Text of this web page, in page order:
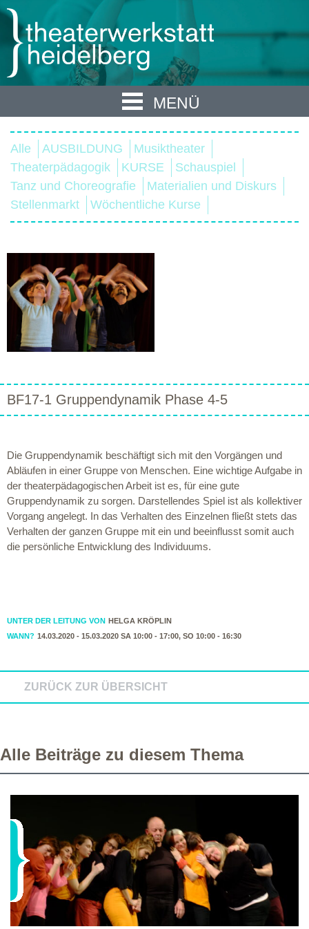
MENÜ
Alle AUSBILDUNG
Musiktheater
Theaterpädagogik
KURSE
Schauspiel
Tanz und Choreografie
Materialien und Diskurs
Stellenmarkt
Wöchentliche Kurse
BF17-1 Gruppendynamik Phase 4-5
Die Gruppendynamik beschäftigt sich mit den Vorgängen und
Abläufen in einer Gruppe von Menschen. Eine wichtige Aufgabe in
der theaterpädagogischen Arbeit ist es, für eine gute
Gruppendynamik zu sorgen. Darstellendes Spiel ist als kollektiver
Vorgang angelegt. In das Verhalten des Einzelnen fließt stets das
Verhalten der ganzen Gruppe mit ein und beeinflusst somit auch
die persönliche Entwicklung des Individuums.
UNTER DER LEITUNG VON HELGA KRÖPLIN
WANN? 14.03.2020 - 15.03.2020 SA 10:00 - 17:00, SO 10:00 - 16:30
ZURÜCK ZUR ÜBERSICHT
Alle Beiträge zu diesem Thema